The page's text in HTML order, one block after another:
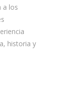
a los
historia y